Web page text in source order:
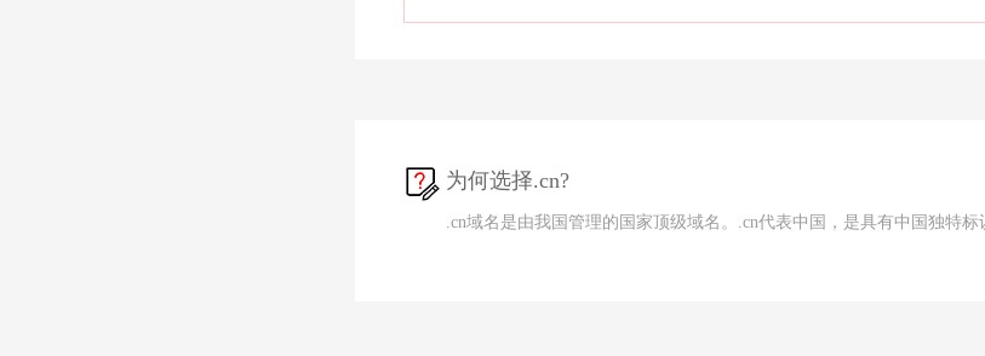
为何选择.cn?
.cn域名是由我国管理的国家顶级域名。.cn代表中国，是具有中国独特